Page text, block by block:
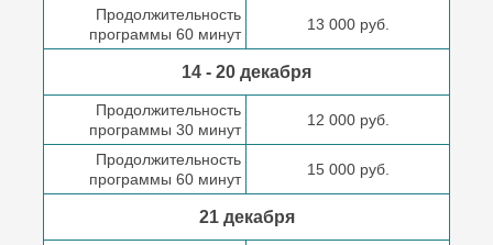
Продолжительность
программы 60 минут
13 000 руб.
14 - 20 декабря
Продолжительность
программы 30 минут
12 000 руб.
Продолжительность
программы 60 минут
15 000 руб.
21 декабря